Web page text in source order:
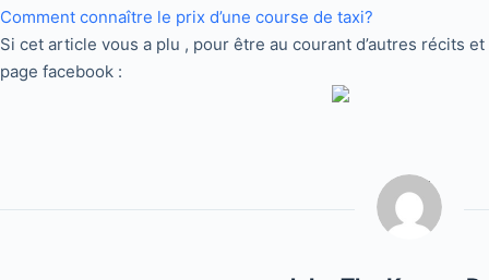
Comment connaître le prix d’une course de taxi?
Si cet article vous a plu , pour être au courant d’autres récits
page facebook :